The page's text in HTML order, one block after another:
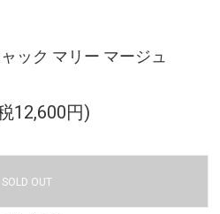
ック マリー マージュ
12,600円)
SOLD OUT